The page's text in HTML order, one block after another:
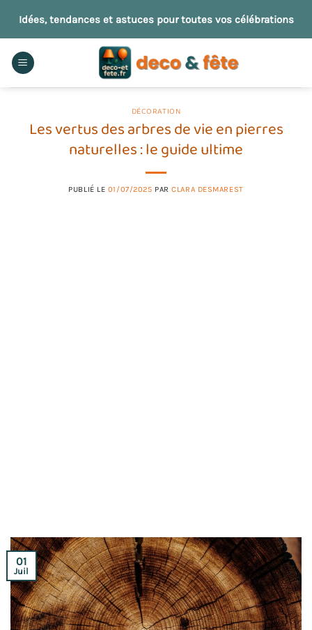
contenu
Idées, tendances et astuces pour toutes vos célébrations
DÉCORATION
Les vertus des arbres de vie en pierres
naturelles : le guide ultime
PUBLIÉ LE 01/07/2025 PARCLARA DESMAREST
01
Juil